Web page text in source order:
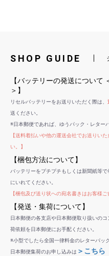
SHOP GUIDE
【バッテリーの発送につい
＞】
リセルバッテリーをお送りいただく際は、
送ください。
※日本郵便であれば、ゆうパック・レター
【送料着払いや他の運送会社でお送りい
い。】
【梱包方法について】
バッテリーをプチプチもしくは新聞紙等
にいれてください。
【梱包及び送り状への宛名書きはお客様ご
【発送・集荷について】
日本郵便の各支店や日本郵便取り扱いの
荷依頼を日本郵便にお手配ください。
※小型でしたら全国一律料金のレターパッ
日本郵便集荷のお申し込みは ＞こちら